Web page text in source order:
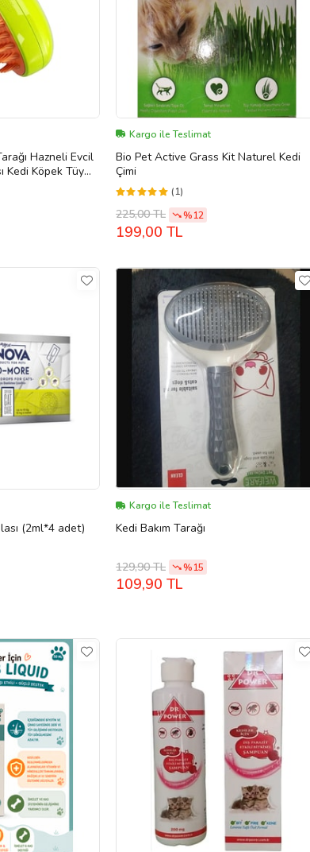
Hazneli Evcil
Kedi Köpek Tüy
Kargo ile Teslimat
Bio Pet Active Grass Kit Naturel Kedi
Çimi
(1)
225,00 TL %12
199,00 TL
(2ml*4 adet)
Kargo ile Teslimat
Kedi Bakım Tarağı
129,90 TL %15
109,90 TL